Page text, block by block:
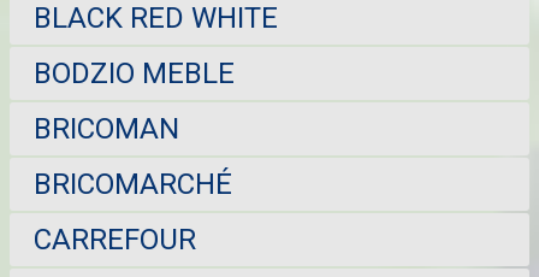
BLACK RED WHITE
BODZIO MEBLE
BRICOMAN
BRICOMARCHÉ
CARREFOUR